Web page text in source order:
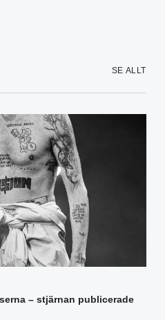
SE ALLT
– stjärnan publicerade